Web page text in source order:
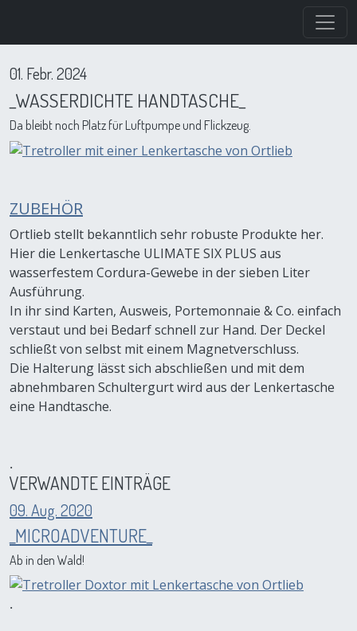
01. Febr. 2024
_WASSERDICHTE HANDTASCHE_
Da bleibt noch Platz für Luftpumpe und Flickzeug.
ZUBEHÖR
Ortlieb stellt bekanntlich sehr robuste Produkte her.
Hier die Lenkertasche ULIMATE SIX PLUS aus
wasserfestem Cordura-Gewebe in der sieben Liter
Ausführung.
In ihr sind Karten, Ausweis, Portemonnaie & Co. einfach
verstaut und bei Bedarf schnell zur Hand. Der Deckel
schließt von selbst mit einem Magnetverschluss.
Die Halterung lässt sich abschließen und mit dem
abnehmbaren Schultergurt wird aus der Lenkertasche
eine Handtasche.
.
VERWANDTE EINTRÄGE
09. Aug. 2020
_MICROADVENTURE_
Ab in den Wald!
.